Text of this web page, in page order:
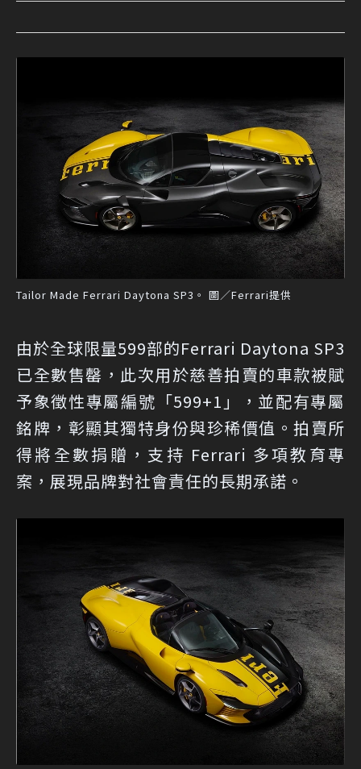
Tailor Made Ferrari Daytona SP3。 圖／Ferrari提供
由於全球限量599部的Ferrari Daytona SP3
已全數售罄，此次用於慈善拍賣的車款被賦
予象徵性專屬編號「599+1」，並配有專屬
銘牌，彰顯其獨特身份與珍稀價值。拍賣所
得將全數捐贈，支持 Ferrari 多項教育專
案，展現品牌對社會責任的長期承諾。